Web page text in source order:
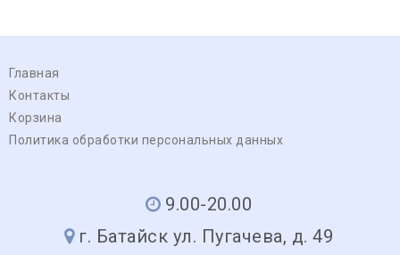
Главная
Контакты
Корзина
Политика обработки персональных данных
9.00-20.00
г. Батайск ул. Пугачева, д. 49